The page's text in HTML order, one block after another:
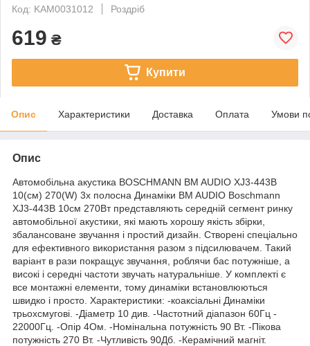
Код: KAM0031012
Роздріб
619 ₴
Купити
Опис Характеристики Доставка Оплата Умови
Опис
Автомобільна акустика BOSCHMANN BM AUDIO XJ3-443B
10(см) 270(W) 3х полосна Динаміки BM AUDIO Boschmann
XJ3-443B 10см 270Вт представляють середній сегмент ринку
автомобільної акустики, які мають хорошу якість збірки,
збалансоване звучання і простий дизайн. Створені спеціально
для ефективного використання разом з підсилювачем. Такий
варіант в рази покращує звучання, роблячи бас потужніше, а
високі і середні частоти звучать натуральніше. У комплекті є
все монтажні елементи, тому динаміки встановлюються
швидко і просто. Характеристики: -коаксіальні Динаміки
трьохсмугові. -Діаметр 10 див. -Частотний діапазон 60Гц -
22000Гц. -Опір 4Ом. -Номінальна потужність 90 Вт. -Пікова
потужність 270 Вт. -Чутливість 90Дб. -Керамічний магніт.